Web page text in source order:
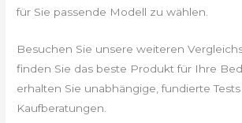
für Sie passende Modell zu wählen.
Besuchen Sie unsere weiteren
finden Sie das beste Produkt für Ihre
erhalten Sie unabhängige, fundierte
Kaufberatungen.